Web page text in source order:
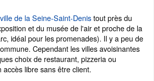
de la Seine-Saint-Denistout près du
et du musée de l'air et proche de la
idéal pour les promenades). Il y a peu de
Cependant les villes avoisinantes
choix de restaurant, pizzeria ou
libre sans être client.